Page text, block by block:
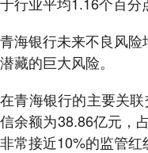
青海银行未来不良风
潜藏的巨大风险。
在青海银行的主要关
信余额为38.86亿元，
非常接近10%的监管红